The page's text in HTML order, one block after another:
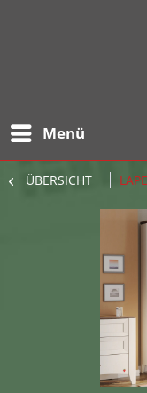
Menü
ÜBERSICHT